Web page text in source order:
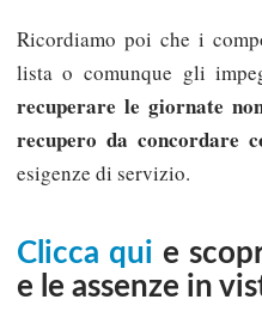
Ricordiamo poi che i
lista o comunque gli
recuperare le giornate
recupero da concordare
esigenze di servizio.
Clicca qui e
e le assenze in